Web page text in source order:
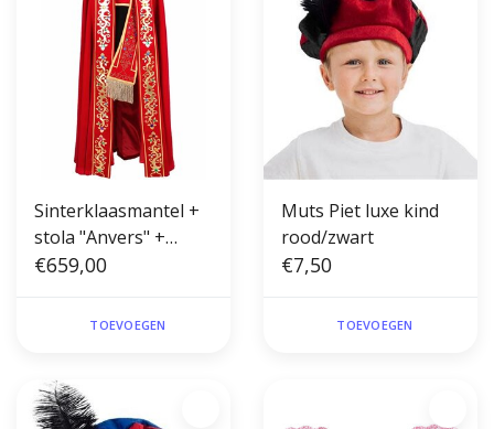
Sinterklaasmantel +
stola "Anvers" +
myter
€659,00
TOEVOEGEN
Muts Piet luxe kind
rood/zwart
€7,50
TOEVOEGEN